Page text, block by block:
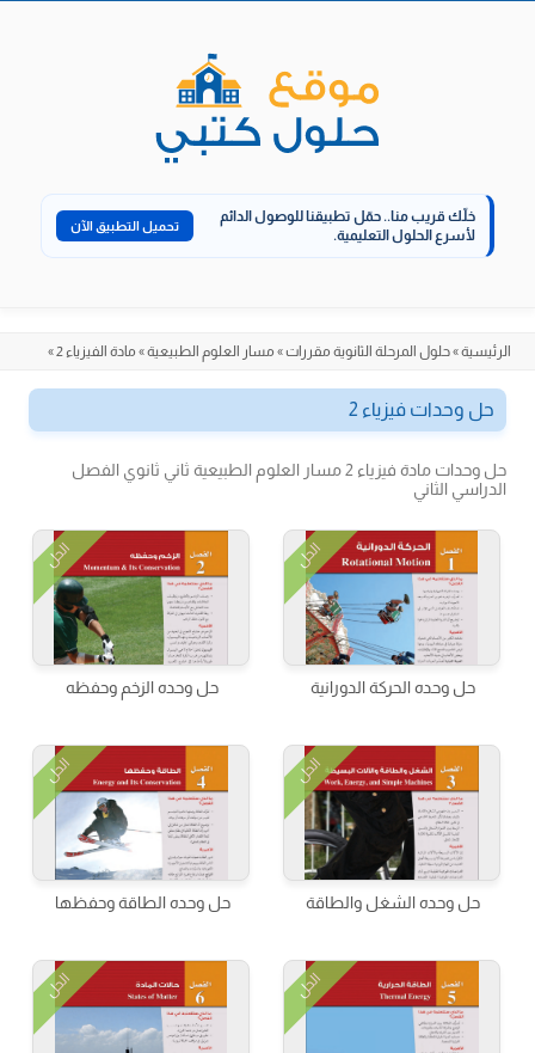
خلّك قريب منا.. حمّل تطبيقنا للوصول الدائم
لأسرع الحلول التعليمية.
تحميل التطبيق الآن
الرئيسية»حلول المرحلة الثانوية مقررات» مسار العلوم الطبيعية» مادة الفيزياء 2 »
حل وحدات فيزياء 2
حل وحدات مادة فيزياء 2 مسار العلوم الطبيعية ثاني ثانوي الفصل
الدراسي الثاني
الحل
حل وحده الحركة الدورانية
الحل
حل وحده الزخم وحفظه
الحل
حل وحده الشغل والطاقة
الحل
حل وحده الطاقة وحفظها
الحل الحل